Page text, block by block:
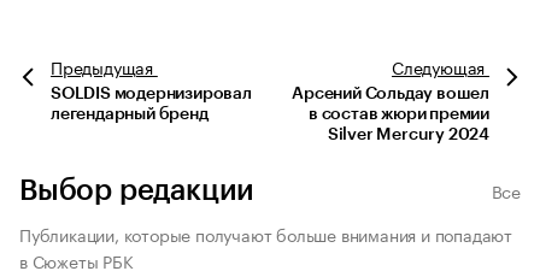
Предыдущая
SOLDIS модернизировал
легендарный бренд
Следующая
Арсений Сольдау вошел
в состав жюри премии
Silver Mercury 2024
Выбор редакции
Все
Публикации, которые получают больше внимания и попадают
в Сюжеты РБК